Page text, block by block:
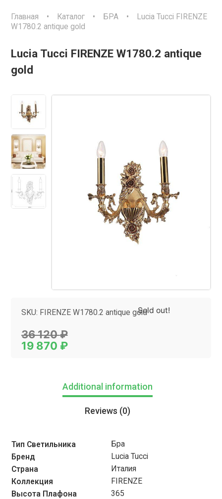
Главная • Каталог • БРА •
Lucia Tucci FIRENZE
W1780.2 antique gold
Lucia Tucci FIRENZE W1780.2 antique
gold
SKU: FIRENZE W1780.2 antique gold
Category: БРА
Sold out!
36 120₽
19 870 ₽
Additional information
Reviews (0)
Тип Светильника
Бра
Бренд
Lucia Tucci
Страна
Италия
Коллекция
FIRENZE
Высота Плафона
365